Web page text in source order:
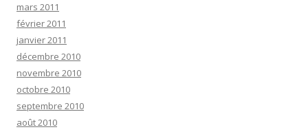
mars 2011
février 2011
janvier 2011
décembre 2010
novembre 2010
octobre 2010
septembre 2010
août 2010